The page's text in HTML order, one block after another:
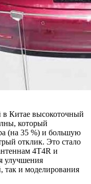
в Китае высокоточный
который
(на 35 %) и большую
отклик. Это стало
4T4R и
улучшения
так и моделирования